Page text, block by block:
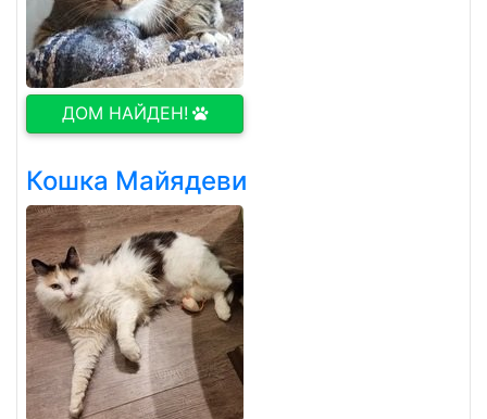
ДОМ НАЙДЕН!
Кошка Майядеви